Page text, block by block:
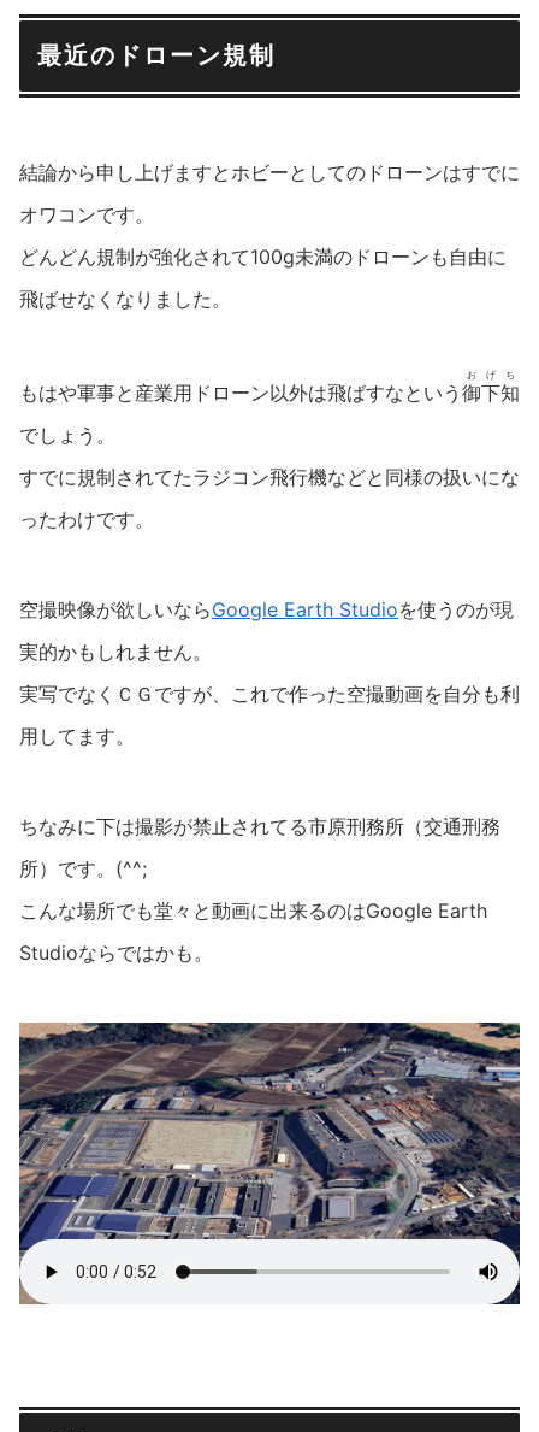
最近のドローン規制
結論から申し上げますとホビーとしてのドローンはすでに
オワコンです。
どんどん規制が強化されて100g未満のドローンも自由に
飛ばせなくなりました。
もはや軍事と産業用ドローン以外は飛ばすなという 御下知
おげち
でしょう。
すでに規制されてたラジコン飛行機などと同様の扱いにな
ったわけです。
空撮映像が欲しいならGoogle Earth Studioを使うのが現
実的かもしれません。
実写でなくＣＧですが、これで作った空撮動画を自分も利
用してます。
ちなみに下は撮影が禁止されてる市原刑務所（交通刑務
所）です。(^^;
こんな場所でも堂々と動画に出来るのはGoogle Earth
Studioならではかも。